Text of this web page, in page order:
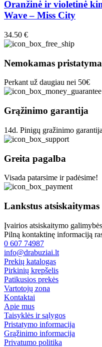
Oranžinė ir violetinė
Wave – Miss City
34.50 €
Nemokamas
Perkant už daugiau nei 50€
Grąžinimo garantija
14d. Pinigų gražinimo garantija
Greita pagalba
Visada patarsime ir padėsime!
Lankstus atsiskaitymas
Įvairios atsiskaitymo galimybės
Pilną kontaktinę informaciją
0 607 74987
info@drabuziai.lt
Prekių katalogas
Pirkinių krepšelis
Patikusios prekės
Vartotojų zona
Kontaktai
Apie mus
Taisyklės ir sąlygos
Pristatymo informacija
Grąžinimo informacija
Privatumo politika